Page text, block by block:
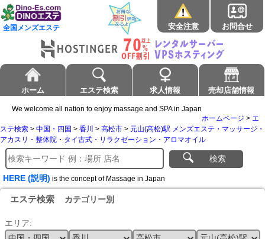
全国メンズエステ 安全注意 お問合せ
ホーム エステ検索 求人情報 売却店舗情報
We welcome all nation to enjoy massage and SPA in Japan
ホームページ > エ
ステ検索 > 中国・四国 > 香川 > 高松市 > 元山(高松)駅 メンズエステ・マッサージ・
アカスリ・整体院・タイ古式・リラクゼーション・アロマオイル
検索
HERE (説明) is the concept of Massage in Japan
エステ検索 カテゴリー別
エリア: